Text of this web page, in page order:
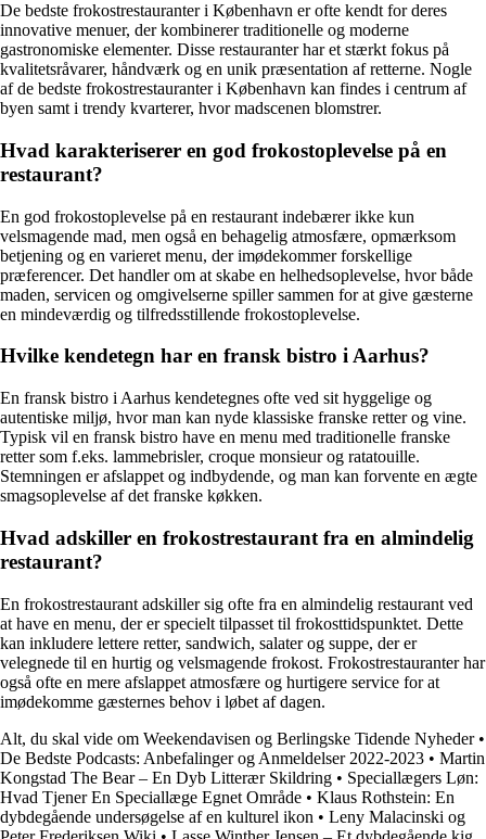
De bedste frokostrestauranter i København er ofte kendt for deres
innovative menuer, der kombinerer traditionelle og moderne
gastronomiske elementer. Disse restauranter har et stærkt fokus på
kvalitetsråvarer, håndværk og en unik præsentation af retterne. Nogle
af de bedste frokostrestauranter i København kan findes i centrum af
byen samt i trendy kvarterer, hvor madscenen blomstrer.
Hvad karakteriserer en god frokostoplevelse på en
restaurant?
En god frokostoplevelse på en restaurant indebærer ikke kun
velsmagende mad, men også en behagelig atmosfære, opmærksom
betjening og en varieret menu, der imødekommer forskellige
præferencer. Det handler om at skabe en helhedsoplevelse, hvor både
maden, servicen og omgivelserne spiller sammen for at give gæsterne
en mindeværdig og tilfredsstillende frokostoplevelse.
Hvilke kendetegn har en fransk bistro i Aarhus?
En fransk bistro i Aarhus kendetegnes ofte ved sit hyggelige og
autentiske miljø, hvor man kan nyde klassiske franske retter og vine.
Typisk vil en fransk bistro have en menu med traditionelle franske
retter som f.eks. lammebrisler, croque monsieur og ratatouille.
Stemningen er afslappet og indbydende, og man kan forvente en ægte
smagsoplevelse af det franske køkken.
Hvad adskiller en frokostrestaurant fra en almindelig
restaurant?
En frokostrestaurant adskiller sig ofte fra en almindelig restaurant ved
at have en menu, der er specielt tilpasset til frokosttidspunktet. Dette
kan inkludere lettere retter, sandwich, salater og suppe, der er
velegnede til en hurtig og velsmagende frokost. Frokostrestauranter har
også ofte en mere afslappet atmosfære og hurtigere service for at
imødekomme gæsternes behov i løbet af dagen.
Alt, du skal vide om Weekendavisen og Berlingske Tidende Nyheder•
De Bedste Podcasts: Anbefalinger og Anmeldelser 2022-2023 • Martin
Kongstad The Bear – En Dyb Litterær Skildring • Speciallægers Løn:
Hvad Tjener En Speciallæge Egnet Område • Klaus Rothstein: En
dybdegående undersøgelse af en kulturel ikon • Leny Malacinski og